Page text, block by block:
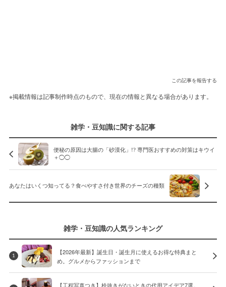
この記事を報告する
※掲載情報は記事制作時点のもので、現在の情報と異なる場合があります。
雑学・豆知識に関する記事
便秘の原因は大腸の「砂漠化」!? 専門医おすすめの対策はキウイ
＋◯◯
あなたはいくつ知ってる？食べやすさ付き世界のチーズの種類
雑学・豆知識の人気ランキング
1
【2026年最新】誕生日・誕生月に使えるお得な特典まと
め。グルメからファッションまで
【工程写真つき】栓抜きがないときの代用アイデア7選。